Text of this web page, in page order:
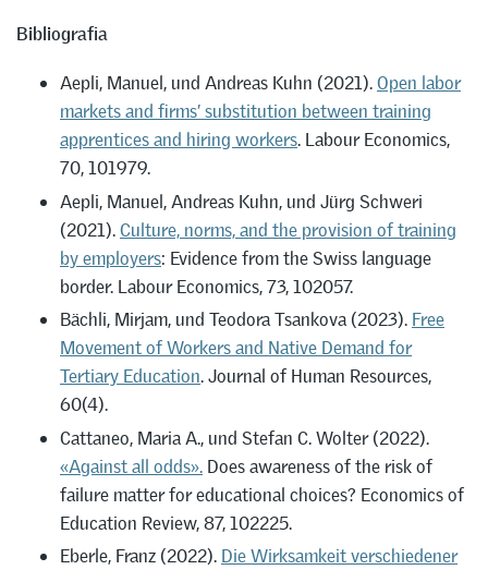
Bibliografia
Aepli, Manuel, und Andreas Kuhn (2021).Open labor
markets and firms’ substitution between training
apprentices and hiring workers. Labour Economics,
70, 101979.
Aepli, Manuel, Andreas Kuhn, und Jürg Schweri
(2021).Culture, norms, and the provision of training
by employers: Evidence from the Swiss language
border. Labour Economics, 73, 102057.
Bächli, Mirjam, und Teodora Tsankova (2023). Free
Movement of Workers and Native Demand for
Tertiary Education. Journal of Human Resources,
60(4).
Cattaneo, Maria A., und Stefan C. Wolter (2022).
«Against all odds». Does awareness of the risk of
failure matter for educational choices? Economics of
Education Review, 87, 102225.
Eberle, Franz (2022). Die Wirksamkeit verschiedener